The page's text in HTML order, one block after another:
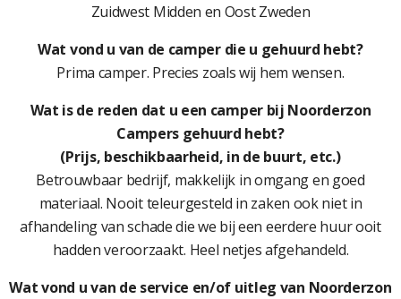
Zuidwest Midden en Oost Zweden
Wat vond u van de camper die u gehuurd hebt?
Prima camper. Precies zoals wij hem wensen.
Wat is de reden dat u een camper bij Noorderzon
Campers gehuurd hebt?
(Prijs, beschikbaarheid, in de buurt, etc.)
Betrouwbaar bedrijf, makkelijk in omgang en goed
materiaal. Nooit teleurgesteld in zaken ook niet in
afhandeling van schade die we bij een eerdere huur ooit
hadden veroorzaakt. Heel netjes afgehandeld.
Wat vond u van de service en/of uitleg van Noorderzon